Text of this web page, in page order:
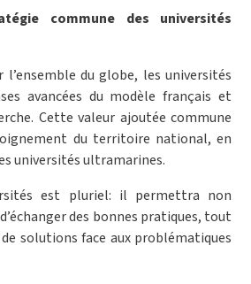
commune des universités
du globe, les universités
avancées du modèle français et
Cette valeur ajoutée commune
du territoire national, en
universités ultramarines.
est pluriel: il permettra non
des bonnes pratiques, tout
solutions face aux problématiques